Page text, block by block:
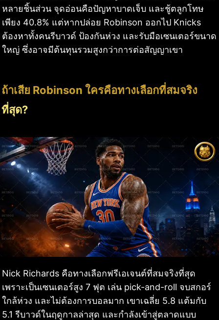
หลายชิ้นส่วน จุดอ่อนคือปัญหาบาดเจ็บ และชู้ตลูกโทษ
เพียง 40.8% แต่หากปล่อย Robinson ออกไป Knicks
ต้องหาทั้งคนรีบาวด์ ป้องกันห่วง และรับมือเซนเตอร์ขนาด
ใหญ่ ซึ่งอาจมีต้นทุนรวมสูงกว่าการต่อสัญญาเขา
ถ้าเสีย Robinson ใครคือทางเลือกที่สมจริง
ที่สุด?
Nick Richards คือทางเลือกฟรีเอเจนต์ที่สมจริงที่สุด
เพราะเป็นเซนเตอร์สูง 7 ฟุต เล่น pick-and-roll จบสกอร์
ใกล้ห่วง และไม่ต้องการบอลมาก เขาเฉลี่ย 5.8 แต้มกับ
5.1 รีบาวด์ในฤดูกาลล่าสุด และกำลังเข้าสู่ตลาดแบบ